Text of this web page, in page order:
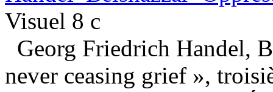
Visuel 8 c
Georg Friedrich Handel,
never ceasing grief »,